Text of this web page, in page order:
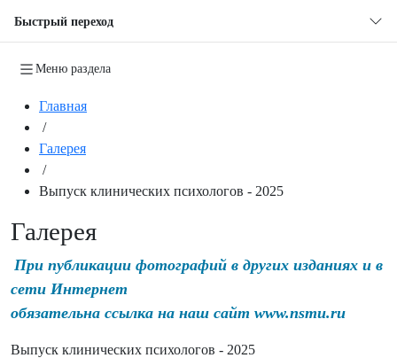
Быстрый переход
Меню раздела
Главная
/
Галерея
/
Выпуск клинических психологов - 2025
Галерея
При публикации фотографий в других изданиях и в
сети Интернет
обязательна ссылка на наш сайт www.nsmu.ru
Выпуск клинических психологов - 2025